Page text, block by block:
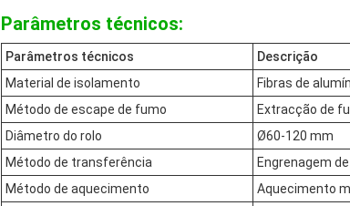
Parâmetros técnicos:
Parâmetros técnicos
Descrição
Material de isolamento
Fibras de
Método de escape de fumo
Extracção de
Diâmetro do rolo
Ø60-120 mm
Método de transferência
Engrenagem
Método de aquecimento
Aquecimento